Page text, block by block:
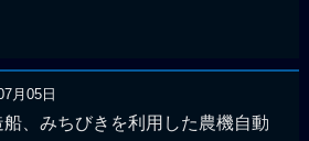
月05日
船、みちびきを利用した農機自動